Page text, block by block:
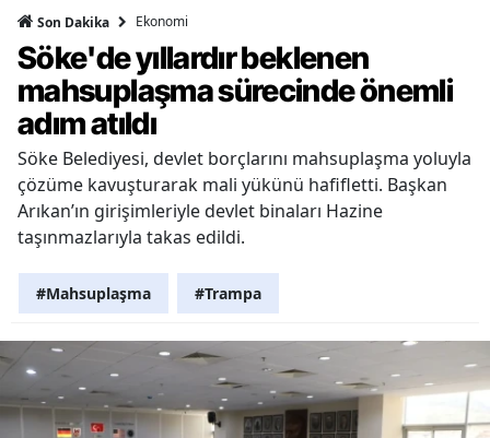
Son Dakika Ekonomi
Söke'de yıllardır beklenen
mahsuplaşma sürecinde önemli
adım atıldı
Söke Belediyesi, devlet borçlarını mahsuplaşma yoluyla
çözüme kavuşturarak mali yükünü hafifletti. Başkan
Arıkan’ın girişimleriyle devlet binaları Hazine
taşınmazlarıyla takas edildi.
#Mahsuplaşma #Trampa